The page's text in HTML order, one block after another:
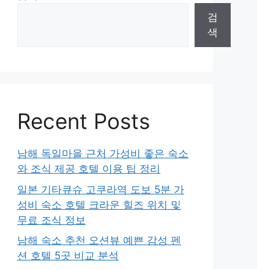
검
색
Recent Posts
남해 독일마을 근처 가성비 좋은 숙소
와 조식 제공 호텔 이용 팁 정리
일본 기타큐슈 고쿠라역 도보 5분 가
성비 숙소 호텔 크라운 힐즈 위치 및
무료 조식 정보
남해 숙소 추천 오션뷰 예쁜 감성 펜
션 호텔 5곳 비교 분석